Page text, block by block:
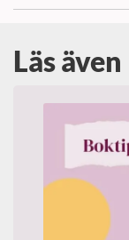
Läs även